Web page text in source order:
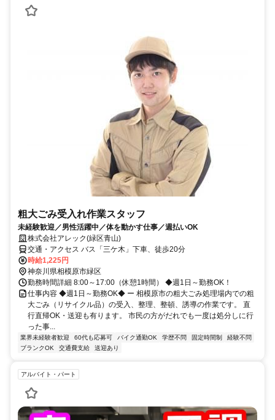
粗大ごみ受入れ作業スタッフ
未経験歓迎／男性活躍中／体を動かす仕事／週払いOK
株式会社アレック(緑区青山)
交通・アクセス バス「三ケ木」下車、徒歩20分
時給1,225円
神奈川県相模原市緑区
勤務時間詳細 8:00～17:00（休憩1時間） ◆週1日～勤務OK！
仕事内容 ◆週1日～勤務OK◆ ー 相模原市の粗大ごみ処理場内での粗
大ごみ（リサイクル品）の受入、整理、整頓、誘導の作業です。 直
行直帰OK・送迎も有ります。 市民の方がだれでも一度は処分しに行
った事...
業界未経験者歓迎 60代も応募可 バイク通勤OK 学歴不問 固定時間制
経験不問
ブランクOK
交通費支給 送迎あり
アルバイト・パート